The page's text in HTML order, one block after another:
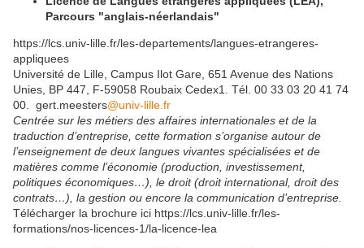
Parcours "anglais-néerlandais"
https://lcs.univ-lille.fr/les-departements/langues-etrangeres-
appliquees
Université de Lille, Campus Ilot Gare, 651 Avenue des Nations
Unies, BP 447, F-59058 Roubaix Cedex1. Tél. 00 33 03 20 41 74
00. gert.meesters@univ-lille.fr
Centrée sur les métiers des affaires internationales et de la
traduction d’entreprise, cette formation s’organise autour de
l’enseignement de deux langues vivantes spécialisées et de
matières comme l’économie (production, investissement,
politiques économiques…), le droit (droit international, droit des
contrats…), la gestion ou encore la communication d’entreprise.
Télécharger la brochure ici https://lcs.univ-lille.fr/les-
formations/nos-licences-1/la-licence-lea